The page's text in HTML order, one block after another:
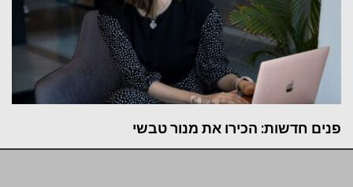
פנים חדשות: הכירו את מנור טבשי